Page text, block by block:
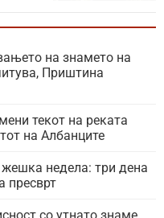
на знамето на
Приштина
текот на реката
на Албанците
недела: три дена
пресврт